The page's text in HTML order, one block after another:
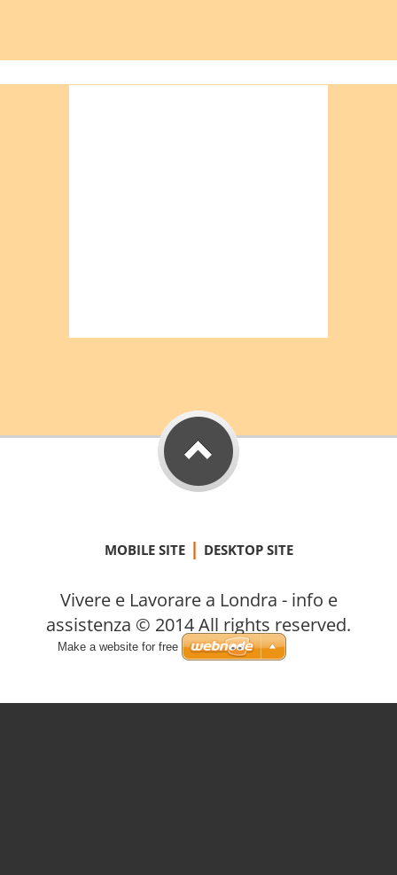
MOBILE SITE | DESKTOP SITE
Vivere e Lavorare a Londra - info e
assistenza © 2014 All rights reserved.
Make a website for free